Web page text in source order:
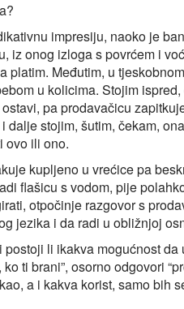
impresiju, naoko je
onog izloga s povrćem i
platim. Međutim, u
u kolicima. Stojim
pa prodavačicu
stojim, šutim, čekam,
ovo ili ono.
kupljeno u vrećice pa
flašicu s vodom, pije
otpočinje razgovor s
jezika i da radi u obližnjoj
li ikakva mogućnost
ti brani”, osorno odgovori
a i kakva korist, samo bih